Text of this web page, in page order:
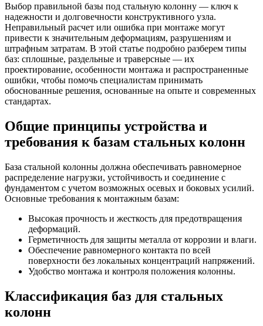
Выбор правильной базы под стальную колонну — ключ к
надежности и долговечности конструктивного узла.
Неправильный расчет или ошибка при монтаже могут
привести к значительным деформациям, разрушениям и
штрафным затратам. В этой статье подробно разберем типы
баз: сплошные, раздельные и траверсные — их
проектирование, особенности монтажа и распространенные
ошибки, чтобы помочь специалистам принимать
обоснованные решения, основанные на опыте и современных
стандартах.
Общие принципы устройства и
требования к базам стальных колонн
База стальной колонны должна обеспечивать равномерное
распределение нагрузки, устойчивость и соединение с
фундаментом с учетом возможных осевых и боковых усилий.
Основные требования к монтажным базам:
Высокая прочность и жесткость для предотвращения
деформаций.
Герметичность для защиты металла от коррозии и влаги.
Обеспечение равномерного контакта по всей
поверхности без локальных концентраций напряжений.
Удобство монтажа и контроля положения колонны.
Классификация баз для стальных
колонн